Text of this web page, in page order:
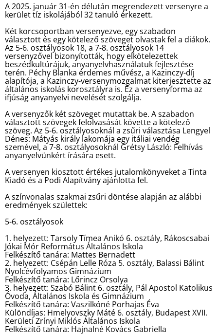
A 2025. január 31-én délután megrendezett versenyre a
kerület tíz iskolájából 32 tanuló érkezett.
Két korcsoportban versenyezve, egy szabadon
választott és egy kötelező szöveget olvastak fel a diákok.
Az 5-6. osztályosok 18, a 7-8. osztályosok 14
versenyzővel bizonyították, hogy elkötelezettek
beszédkultúrájuk, anyanyelvhasználatuk fejlesztése
terén. Péchy Blanka érdemes művész, a Kazinczy-díj
alapítója, a Kazinczy-versenymozgalmat kiterjesztette az
általános iskolás korosztályra is. Ez a versenyforma az
ifjúság anyanyelvi nevelését szolgálja.
A versenyzők két szöveget mutattak be. A szabadon
választott szövegek felolvasását követte a kötelező
szöveg. Az 5-6. osztályosoknál a zsűri választása Lengyel
Dénes: Mátyás király lakomája egy itáliai vendég
szemével, a 7-8. osztályosoknál Grétsy László: Felhívás
anyanyelvünkért írására esett.
A versenyen kiosztott értékes jutalomkönyveket a Tinta
Kiadó és a Podi Alapítvány ajánlotta fel.
A színvonalas szakmai zsűri döntése alapján az alábbi
eredmények születtek:
5-6. osztályosok
1. helyezett: Tarsoly Tímea Anikó 6. osztály, Rákoscsabai
Jókai Mór Református Általános Iskola
Felkészítő tanára: Mattes Bernadett
2. helyezett: Csépán Lelle Róza 5. osztály, Balassi Bálint
Nyolcévfolyamos Gimnázium
Felkészítő tanára: Lőrincz Orsolya
3. helyezett: Szabó Bálint 6. osztály, Pál Apostol Katolikus
Óvoda, Általános Iskola és Gimnázium
Felkészítő tanára: Vaszilkóné Porhajas Éva
Különdíjas: Hmelyovszky Máté 6. osztály, Budapest XVII.
Kerületi Zrínyi Miklós Általános Iskola
Felkészítő tanára: Hajnalné Kovács Gabriella